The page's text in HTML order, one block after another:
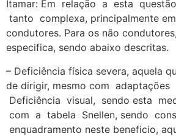
Itamar: Em relação a esta
tanto complexa, principalmente
condutores. Para os não
especifica, sendo abaixo descritas.
– Deficiência física severa, aquela
de dirigir, mesmo com adaptações
Deficiência visual, sendo esta
com a tabela Snellen, sendo
enquadramento neste beneficio,